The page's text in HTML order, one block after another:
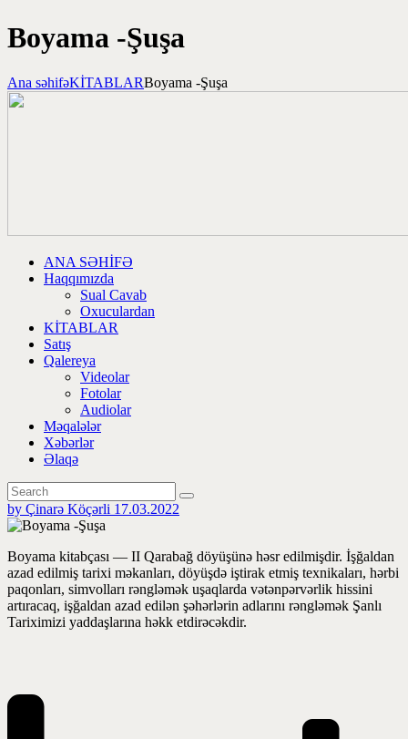
Boyama -Şuşa
Ana səhifəKİTABLARBoyama -Şuşa
ANA SƏHİFƏ
Haqqımızda
Sual Cavab
Oxuculardan
KİTABLAR
Satış
Qalereya
Videolar
Fotolar
Audiolar
Məqalələr
Xəbərlər
Əlaqə
by Çinarə Köçərli 17.03.2022
Boyama kitabçası — II Qarabağ döyüşünə həsr edilmişdir. İşğaldan
azad edilmiş tarixi məkanları, döyüşdə iştirak etmiş texnikaları, hərbi
paqonları, simvolları rəngləmək uşaqlarda vətənpərvərlik hissini
artıracaq, işğaldan azad edilən şəhərlərin adlarını rəngləmək Şanlı
Tariximizi yaddaşlarına həkk etdirəcəkdir.